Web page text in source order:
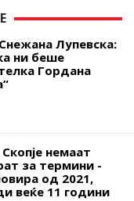
Лупевска:
ни беше
Гордана
немаат
за термини -
од 2021,
веќе 11 години